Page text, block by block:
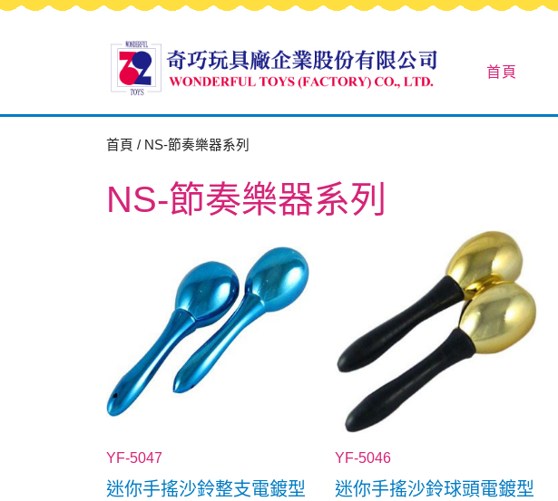
首頁
首頁 / NS-節奏樂器系列
NS-節奏樂器系列
YF-5047
迷你手搖沙鈴整支電鍍型
YF-5046
迷你手搖沙鈴球頭電鍍型